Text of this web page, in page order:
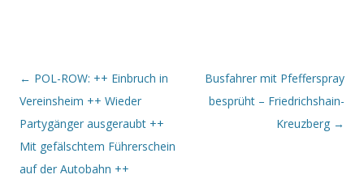
Beitrags-Navigation
← POL-ROW: ++ Einbruch in
Vereinsheim ++ Wieder
Partygänger ausgeraubt ++
Mit gefälschtem Führerschein
auf der Autobahn ++
Busfahrer mit Pfefferspray
besprüht – Friedrichshain-
Kreuzberg →